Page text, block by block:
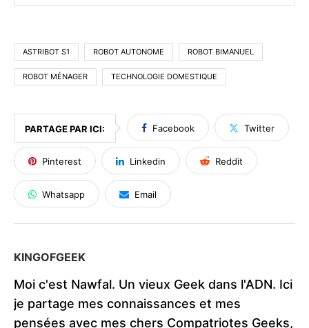
ASTRIBOT S1 ROBOT AUTONOME ROBOT BIMANUEL
ROBOT MÉNAGER TECHNOLOGIE DOMESTIQUE
PARTAGE PAR ICI: Facebook Twitter
Pinterest Linkedin Reddit
Whatsapp Email
KINGOFGEEK
Moi c'est Nawfal. Un vieux Geek dans l'ADN. Ici
je partage mes connaissances et mes
pensées avec mes chers Compatriotes Geeks,